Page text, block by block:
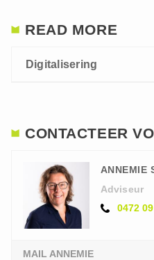
READ MORE
Digitalisering
CONTACTEER
ANNEMIE
Adviseur
0472
MAIL ANNEMIE